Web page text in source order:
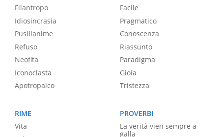
Filantropo
Idiosincrasia
Pusillanime
Refuso
Neofita
Iconoclasta
Apotropaico
Facile
Pragmatico
Conoscenza
Riassunto
Paradigma
Gioia
Tristezza
RIME
Vita
PROVERBI
La verità vien sempre a
galla